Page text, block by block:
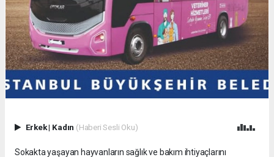
Erkek| Kadın (Haberi Sesli Oku)
Sokakta yaşayan hayvanların sağlık ve bakım ihtiyaçlarını